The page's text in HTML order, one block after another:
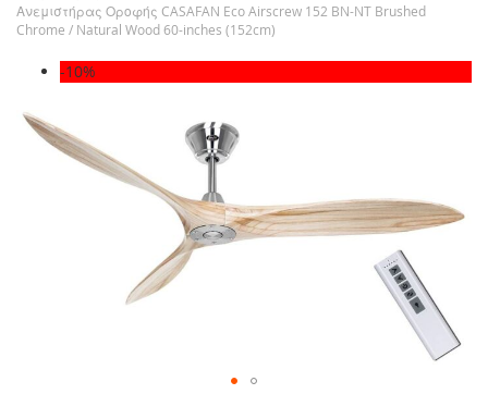
Ανεμιστήρας Οροφής CASAFAN Eco Airscrew 152 BN-NT Brushed
Chrome / Natural Wood 60-inches (152cm)
Μετάβαση
τέλος
της
συλλογής
-10%